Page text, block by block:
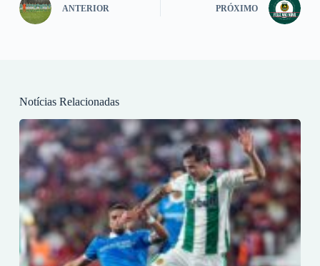
ANTERIOR PRÓXIMO
Notícias Relacionadas